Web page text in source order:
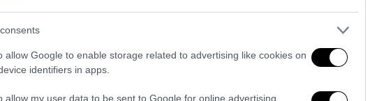
allow Google to enable storage related to advertising like cookies on
identifiers in apps.
allow my user data to be sent to Google for online advertising
la scuola di oggi non conterebbe nulla anche se